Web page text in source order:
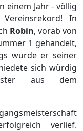
einem Jahr - völlig
In
Robin, vorab von
1 gehandelt,
wurde er seiner
sich würdig
aus dem
verlief.